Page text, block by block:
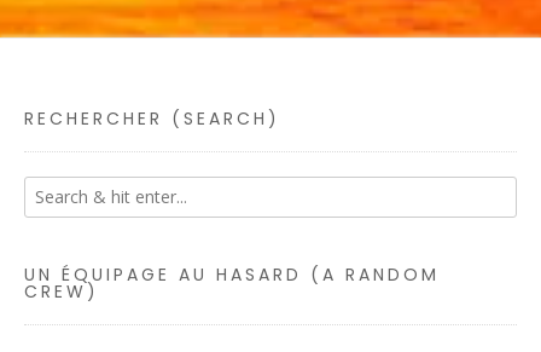
RECHERCHER (SEARCH)
UN ÉQUIPAGE AU HASARD (A RANDOM
CREW)